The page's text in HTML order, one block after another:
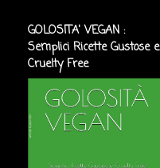
GOLOSITA' VEGAN :
Semplici Ricette Gustose e
Cruelty Free